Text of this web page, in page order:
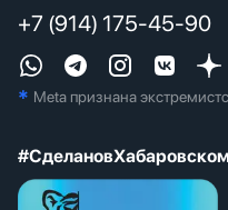
+7 (914) 175-45-90
* Meta признана